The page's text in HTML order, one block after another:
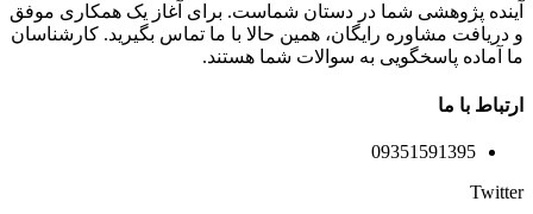
آینده پژوهشی شما در دستان شماست. برای آغاز یک همکاری موفق
و دریافت مشاوره رایگان، همین حالا با ما تماس بگیرید. کارشناسان
ما آماده پاسخگویی به سوالات شما هستند.
ارتباط با ما
09351591395
Twitter